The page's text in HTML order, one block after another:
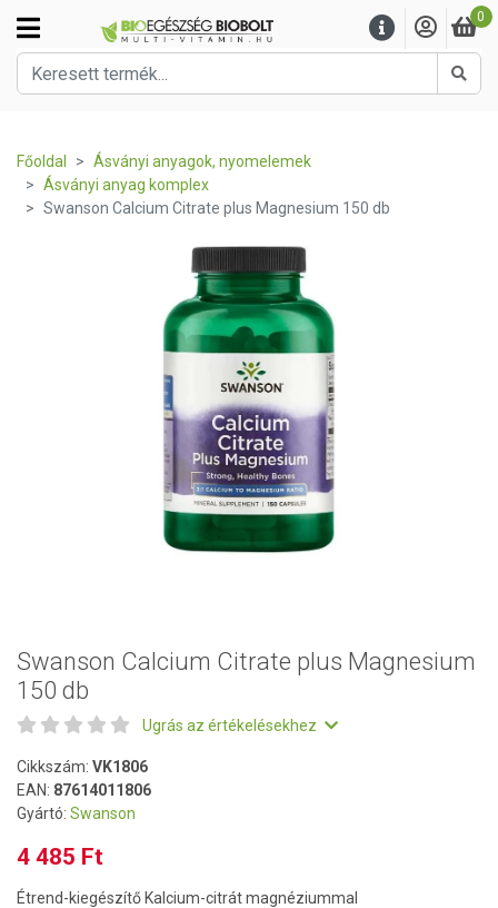
0
Főoldal
Ásványi anyagok, nyomelemek
Ásványi anyag komplex
Swanson Calcium Citrate plus Magnesium 150 db
Swanson Calcium Citrate plus Magnesium
150 db
Ugrás az értékelésekhez
Cikkszám: VK1806
EAN: 87614011806
Gyártó: Swanson
4 485 Ft
Étrend-kiegészítő Kalcium-citrát magnéziummal